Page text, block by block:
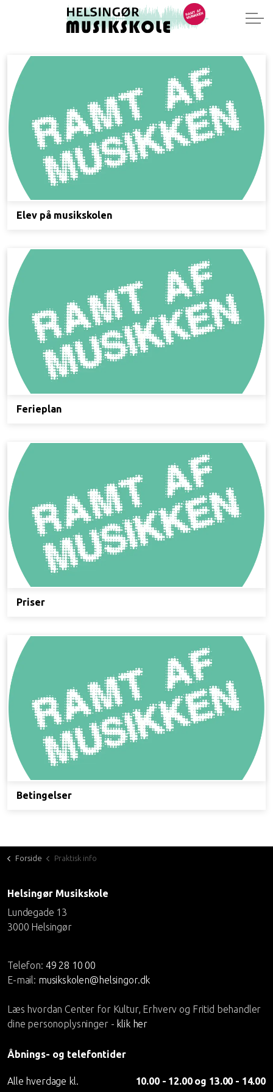
Elev på musikskolen
Ferieplan
Priser
Betingelser
Forside Praktisk info
Helsingør Musikskole
Lundegade 13
3000 Helsingør
Telefon: 49 28 10 00
E-mail: musikskolen@helsingor.dk
Læs hvordan Center for Kultur, Erhverv og Fritid behandler
dine personoplysninger - klik her
Åbnings- og telefontider
Alle hverdage kl. 10.00 - 12.00 og 13.00 - 14.00